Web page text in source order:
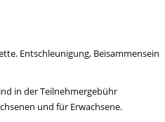
Entschleunigung, Beisammensein
in der Teilnehmergebühr
und für Erwachsene.